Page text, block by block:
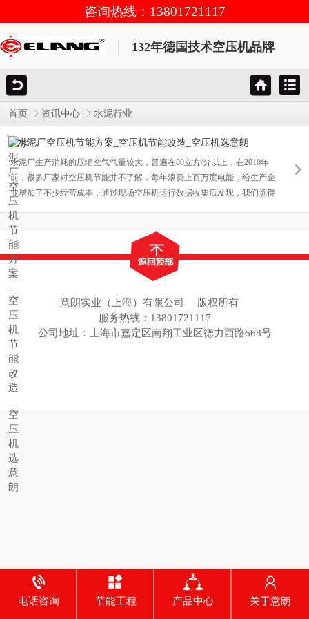
咨询热线：13801721117
132年德国技术空压机品牌
首页 资讯中心 水泥行业
水泥厂空压机节能方案_空压机节能改造_空压机选意朗
水泥厂生产消耗的压缩空气气量较大，普遍在80立方/分以上，在2010年
前，很多厂家对空压机节能并不了解，每年浪费上百万度电能，给生产企
业增加了不少经营成本，通过现场空压机运行数据收集后发现，我们觉得
空压机节能改造每年可为水泥生产企业节省上百万度电能，以下是意朗实
业（上海）有限公司对某水泥厂进行节能改造，更换成变频空压机后的节
能情况。
意朗实业（上海）有限公司
版权所有
服务热线：13801721117
公司地址：上海市嘉定区南翔工业区德力西路668号
电话咨询 节能工程 产品中心 关于意朗